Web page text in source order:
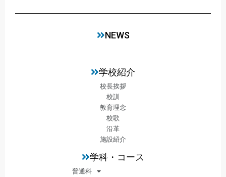
NEWS
学校紹介
校長挨拶
校訓
教育理念
校歌
沿革
施設紹介
学科・コース
普通科